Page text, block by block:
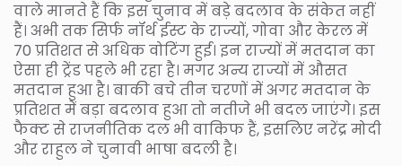
वाले मानते हैं कि इस चुनाव में बड़े बदलाव के संकेत नहीं
हैं। अभी तक सिर्फ नॉर्थ ईस्ट के राज्यों, गोवा और केरल में
70 प्रतिशत से अधिक वोटिंग हुई। इन राज्यों में मतदान का
ऐसा ही ट्रेंड पहले भी रहा है। मगर अन्य राज्यों में औसत
मतदान हुआ है। बाकी बचे तीन चरणों में अगर मतदान के
प्रतिशत में बड़ा बदलाव हुआ तो नतीजे भी बदल जाएंगे। इस
फैक्ट से राजनीतिक दल भी वाकिफ हैं, इसलिए नरेंद्र मोदी
और राहुल ने चुनावी भाषा बदली है।